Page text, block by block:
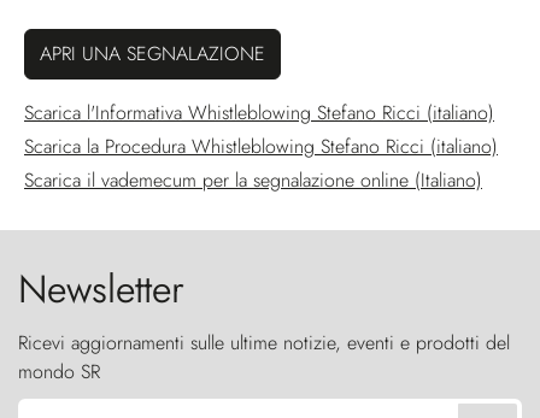
APRI UNA SEGNALAZIONE
Scarica l'Informativa Whistleblowing Stefano Ricci (italiano)
Scarica la Procedura Whistleblowing Stefano Ricci (italiano)
Scarica il vademecum per la segnalazione online (Italiano)
Newsletter
Ricevi aggiornamenti sulle ultime notizie, eventi e prodotti del
mondo SR